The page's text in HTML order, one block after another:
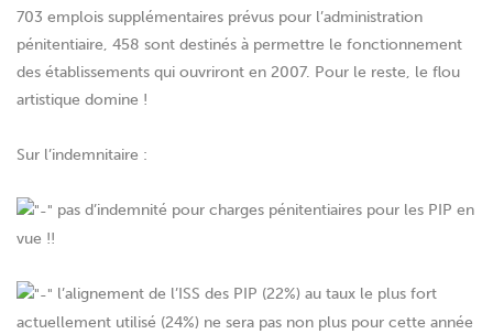
703 emplois supplémentaires prévus pour l’administration
pénitentiaire, 458 sont destinés à permettre le fonctionnement
des établissements qui ouvriront en 2007. Pour le reste, le flou
artistique domine !
Sur l’indemnitaire :
pas d’indemnité pour charges pénitentiaires pour les PIP en
vue !!
l’alignement de l’ISS des PIP (22%) au taux le plus fort
actuellement utilisé (24%) ne sera pas non plus pour cette année